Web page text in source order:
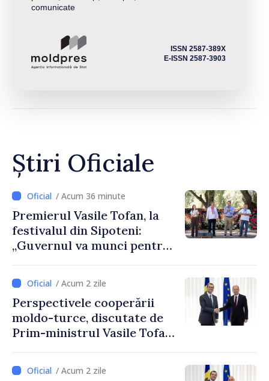
comunicate
ISSN 2587-389X
E-ISSN 2587-3903
Știri Oficiale
/ Acum 36 minute
Premierul Vasile Tofan, la
festivalul din Sipoteni:
„Guvernul va munci pentru
comunitate și toți
moldovenii să prospere”
/ Acum 2 zile
Perspectivele cooperării
moldo-turce, discutate de
Prim-ministrul Vasile Tofan
Uygar Mustafa Sertel
/ Acum 2 zile